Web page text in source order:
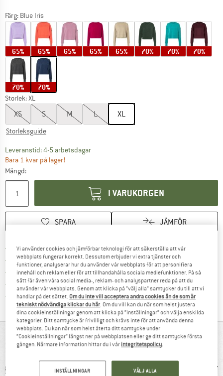
Färg: Blue Iris
65% 65% 65% 65% 65% 70% 70% 70%
70% 70%
Storlek:XL
XS S M L XL
Storleksguide
Leveranstid: 4-5 arbetsdagarLänken öppnas i en inforuta och innehåller
Bara 1 kvar på lager!
Mängd:
I VARUKORGEN
SPARA JÄMFÖR
Fraktfritt från 69 € (SE)Hitta fraktinformation här! Öppnas i
100 dagars returrättGå till returpolicyn här Öppnas i en
> 4 000 000 nöjda kunder
Alla produkter på lager
Trust Pilot-garanti - hitta all information här!
I KORTHET
Vi använder cookies och jämförbar teknologi för att säkerställa att vår
webbplats fungerar korrekt. Dessutom erbjuder vi extra tjänster och
funktioner, analyserar hur du använder vår webbplats för att personifiera
innehåll och reklam eller för att tillhandahålla sociala mediefunktioner. På så
sätt får även våra social media-, reklam- och analyspartner reda på att du
använder vår webbplats. Genom att klicka på ”välj alla” samtycker du till att vi
handlar på det sättet. Om du inte vill acceptera andra cookies än de som är
tekniskt nödvändiga klickar du här . Om du vill kan du när som helst justera
dina cookieinställningar genom att klicka på ”inställningar” och välja enskilda
kategorier. Ditt samtycke är frivilligt och krävs inte för att använda denna
webbplats. Du kan när som helst återta ditt samtycke under
”Cookieinställningar” längst ner på webbplatsen eller ge ditt samtycke första
gången. Närmare information hittar du i vår integritetspolicy
INSTÄLLNINGAR VÄLJ ALLA